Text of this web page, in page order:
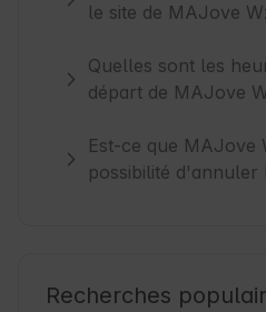
le site de MAJove
Quelles sont les
départ de MAJove
Est-ce que MAJove
possibilité d'annuler
Recherches